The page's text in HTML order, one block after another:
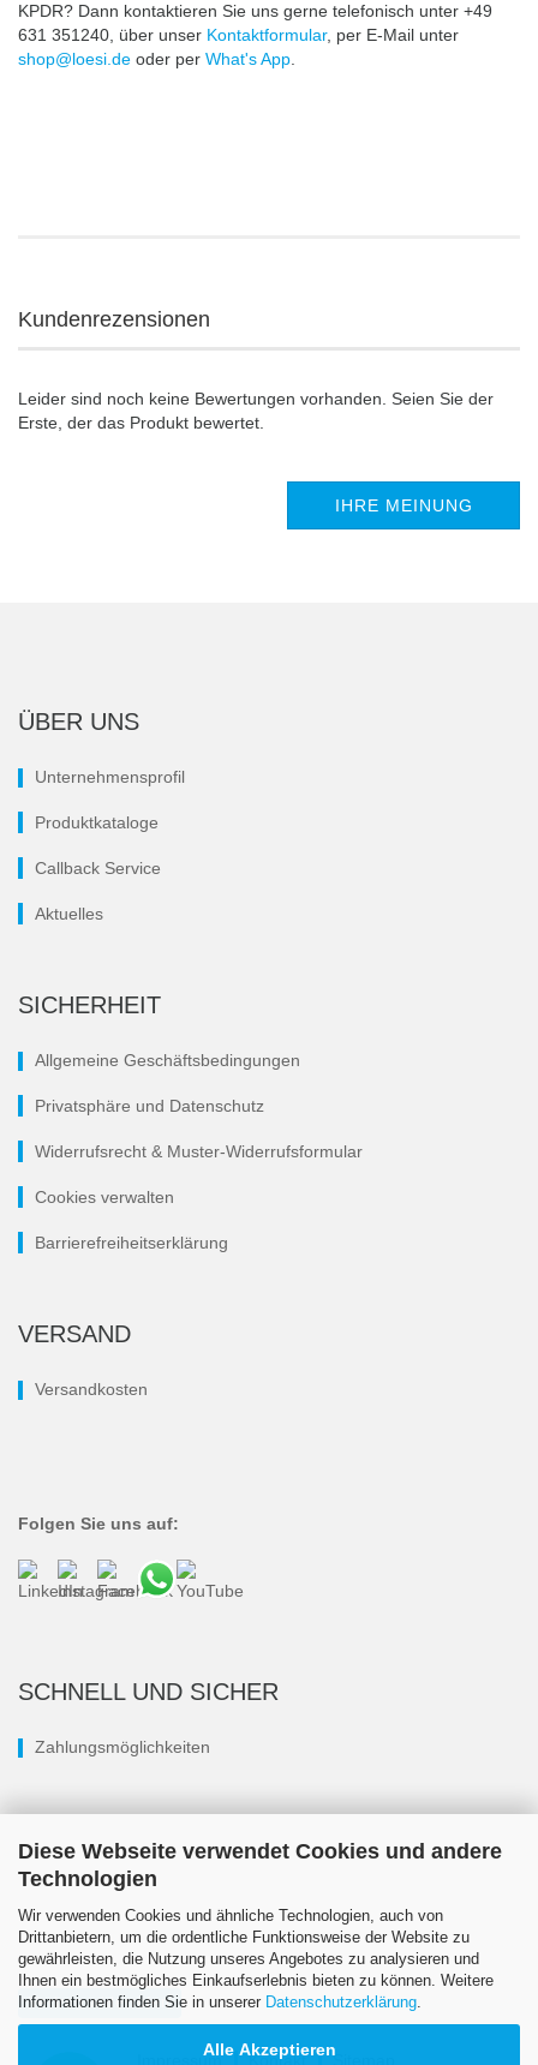
Diese Webseite verwendet Cookies und andere
Technologien
Wir verwenden Cookies und ähnliche Technologien, auch von
Drittanbietern, um die ordentliche Funktionsweise der Website zu
gewährleisten, die Nutzung unseres Angebotes zu analysieren und
Ihnen ein bestmögliches Einkaufserlebnis bieten zu können. Weitere
Informationen finden Sie in unserer Datenschutzerklärung.
Alle Akzeptieren
KPDR? Dann kontaktieren Sie uns gerne telefonisch unter +49
631 351240, über unser Kontaktformular, per E-Mail unter
shop@loesi.de oder per What's App.
Kundenrezensionen
Leider sind noch keine Bewertungen vorhanden. Seien Sie der
Erste, der das Produkt bewertet.
IHRE MEINUNG
ÜBER UNS
Unternehmensprofil
Produktkataloge
Callback Service
Aktuelles
SICHERHEIT
Allgemeine Geschäftsbedingungen
Privatsphäre und Datenschutz
Widerrufsrecht & Muster-Widerrufsformular
Cookies verwalten
Barrierefreiheitserklärung
VERSAND
Versandkosten
Folgen Sie uns auf:
SCHNELL UND SICHER
Zahlungsmöglichkeiten
Vertrag widerrufen
Impressum Kontakt Sitemap